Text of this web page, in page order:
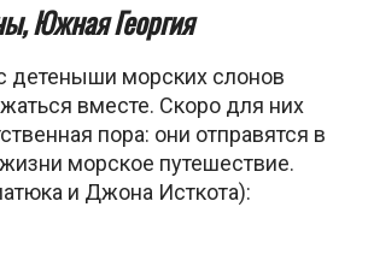
Южная Георгия
детеныши морских слонов
вместе. Скоро для них
пора: они отправятся в
морское путешествие.
и Джона Исткота):